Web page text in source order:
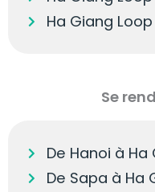
Ha Giang
Se
De Hanoi à Ha
De Sapa à Ha